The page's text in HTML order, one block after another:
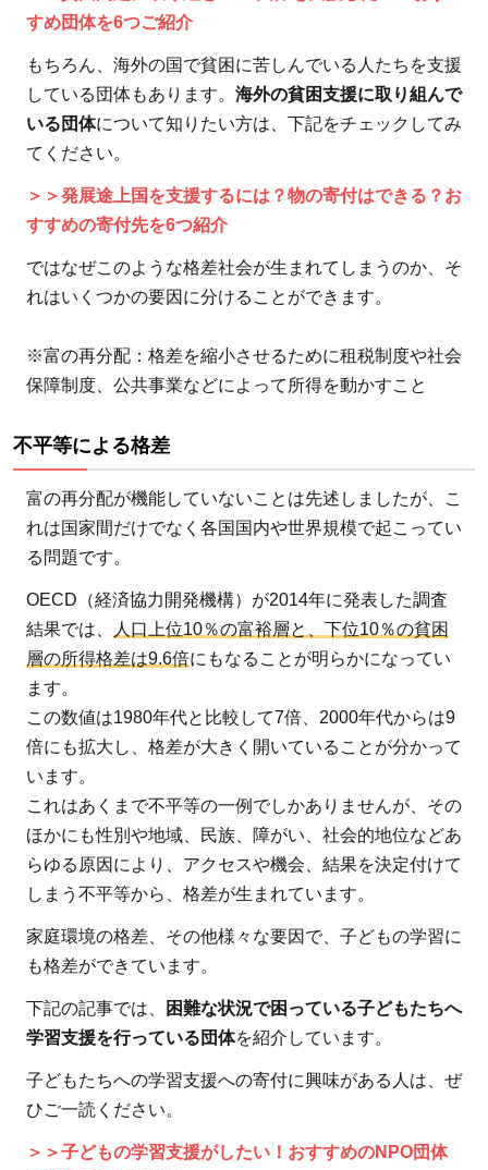
方改
革の
導入
2.2
ベー
シッ
クイ
導入
格
差
社
会
を
く
す
た
め
の
対
策
に
協
力
を
すめ団体を6つご紹介
もちろん、海外の国で貧困に苦しんでいる人たちを支援
している団体もあります。 海外の貧困支援に取り組んで
いる団体について知りたい方は、下記をチェックしてみ
てください。
＞＞発展途上国を支援するには？物の寄付はできる？お
すすめの寄付先を6つ紹介
ではなぜこのような格差社会が生まれてしまうのか、そ
れはいくつかの要因に分けることができます。
※富の再分配：格差を縮小させるために租税制度や社会
保障制度、公共事業などによって所得を動かすこと
不平等による格差
富の再分配が機能していないことは先述しましたが、こ
れは国家間だけでなく各国国内や世界規模で起こってい
る問題です。
OECD（経済協力開発機構）が2014年に発表した調査
結果では、
人口上位10％の富裕層と、下位10％の貧困
層の所得格差は9.6倍にもなることが明らかになってい
ます。
この数値は1980年代と比較して7倍、2000年代からは9
倍にも拡大し、格差が大きく開いていることが分かって
います。
これはあくまで不平等の一例でしかありませんが、その
ほかにも性別や地域、民族、障がい、社会的地位などあ
らゆる原因により、アクセスや機会、結果を決定付けて
しまう不平等から、格差が生まれています。
家庭環境の格差、その他様々な要因で、子どもの学習に
も格差ができています。
下記の記事では、
困難な状況で困っている子どもたちへ
学習支援を行っている団体を紹介しています。
子どもたちへの学習支援への寄付に興味がある人は、ぜ
ひご一読ください。
＞＞子どもの学習支援がしたい！おすすめのNPO団体